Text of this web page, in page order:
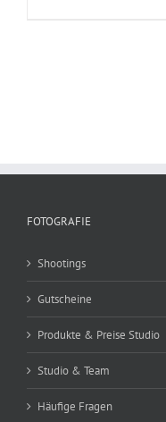
FOTOGRAFIE
Shootings
Gutscheine
Produkte & Preise Studio
Studio & Team
Häufige Fragen